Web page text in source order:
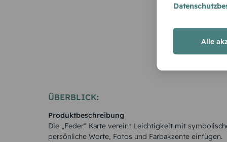
ÜBERBLICK:
Produktbeschreibung
Die „Feder“ Karte vereint Leichtigkeit mit
persönliche Worte, Fotos und Farbakzente einfügen.
Alle